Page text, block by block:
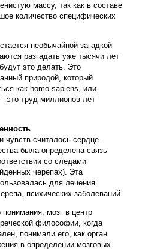
массу, так как в составе
количество специфических
необычайной загадкой
разгадать уже тысячи лет
это делать. Это
природой, который
как homo sapiens, или
это труд миллионов лет
чувств считалось сердце.
была определена связь
со следами
черепах). Эта
для лечения
психических заболеваний.
понимания, мозг в центр
философии, когда
понимали его, как орган
в определении мозговых